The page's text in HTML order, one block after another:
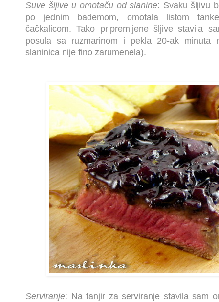
Suve šljive u omotaču od slanine: Svaku šljivu
po jednim bademom, omotala listom
čačkalicom. Tako pripremljene šljive stavila
posula sa ruzmarinom i pekla 20-ak minuta
slaninica nije fino zarumenela).
Serviranje: Na tanjir za serviranje stavila sam